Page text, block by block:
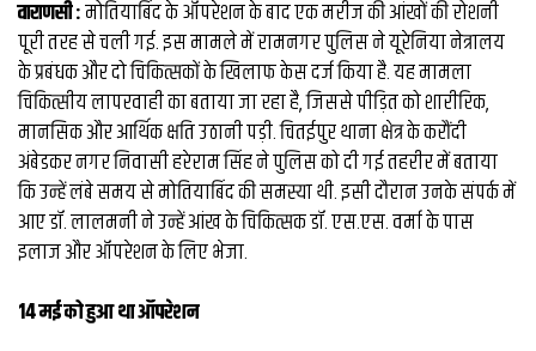
साहित्य
संस्कृति
ख़ान पान और जीवनशैली
अंतरराष्ट्रीय
फैक्ट चेक
मौसम
वाराणसी :मोतियाबिंद के ऑपरेशन के बाद एक मरीज की आंखों की रोशनी
पूरी तरह से चली गई. इस मामले में रामनगर पुलिस ने यूरेनिया नेत्रालय
के प्रबंधक और दो चिकित्सकों के खिलाफ केस दर्ज किया है. यह मामला
चिकित्सीय लापरवाही का बताया जा रहा है, जिससे पीड़ित को शारीरिक,
मानसिक और आर्थिक क्षति उठानी पड़ी. चितईपुर थाना क्षेत्र के करौंदी
अंबेडकर नगर निवासी हरेराम सिंह ने पुलिस को दी गई तहरीर में बताया
कि उन्हें लंबे समय से मोतियाबिंद की समस्या थी. इसी दौरान उनके संपर्क में
आए डॉ. लालमनी ने उन्हें आंख के चिकित्सक डॉ. एस.एस. वर्मा के पास
इलाज और ऑपरेशन के लिए भेजा.
14 मई को हुआ था ऑपरेशन